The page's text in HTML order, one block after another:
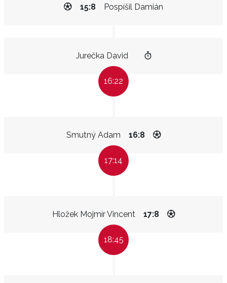
Pospíšil Damián
15:8
Jurečka David
16:22
Smutný Adam 16:8
17:14
Hložek Mojmír Vincent 17:8
18:45